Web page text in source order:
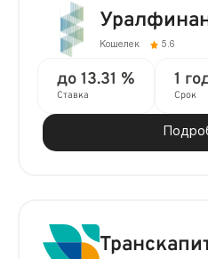
Кошелек 5.6
до 13.31 %
Ставка
1
Срок